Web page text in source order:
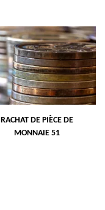
RACHAT DE PIÈCE DE
MONNAIE 51